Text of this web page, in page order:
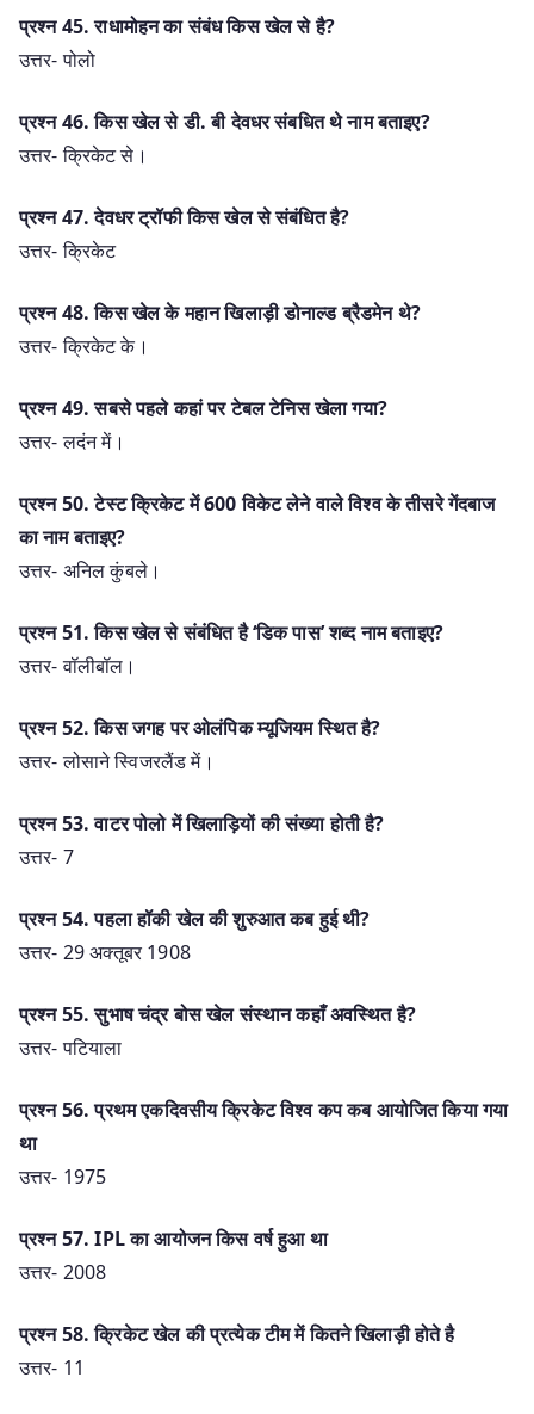
प्रश्न 45. राधामोहन का संबंध किस खेल से है?
उत्तर- पोलो
प्रश्न 46. किस खेल से डी. बी देवधर संबधित थे नाम बताइए?
उत्तर- क्रिकेट से।
प्रश्न 47. देवधर ट्रॉफी किस खेल से संबंधित है?
उत्तर- क्रिकेट
प्रश्न 48. किस खेल के महान खिलाड़ी डोनाल्ड ब्रैडमेन थे?
उत्तर- क्रिकेट के।
प्रश्न 49. सबसे पहले कहां पर टेबल टेनिस खेला गया?
उत्तर- लदंन में।
प्रश्न 50. टेस्ट क्रिकेट में 600 विकेट लेने वाले विश्व के तीसरे गेंदबाज
का नाम बताइए?
उत्तर- अनिल कुंबले।
प्रश्न 51. किस खेल से संबंधित है ‘डिक पास’ शब्द नाम बताइए?
उत्तर- वॉलीबॉल।
प्रश्न 52. किस जगह पर ओलंपिक म्यूजियम स्थित है?
उत्तर- लोसाने स्विजरलैंड में।
प्रश्न 53. वाटर पोलो में खिलाड़ियों की संख्या होती है?
उत्तर- 7
प्रश्न 54. पहला हॉकी खेल की शुरुआत कब हुई थी?
उत्तर- 29 अक्तूबर 1908
प्रश्न 55. सुभाष चंद्र बोस खेल संस्थान कहाँ अवस्थित है?
उत्तर- पटियाला
प्रश्न 56. प्रथम एकदिवसीय क्रिकेट विश्व कप कब आयोजित किया गया
था
उत्तर- 1975
प्रश्न 57. IPL का आयोजन किस वर्ष हुआ था
उत्तर- 2008
प्रश्न 58. क्रिकेट खेल की प्रत्येक टीम में कितने खिलाड़ी होते है
उत्तर- 11